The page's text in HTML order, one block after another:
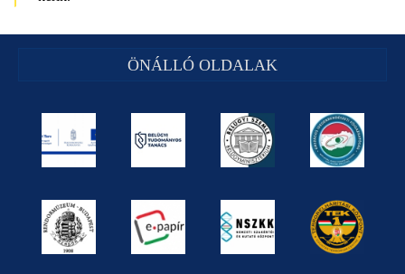
ÖNÁLLÓ OLDALAK